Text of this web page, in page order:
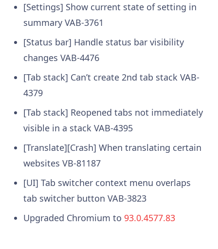
[Settings] Show current state of setting in
summary VAB-3761
[Status bar] Handle status bar visibility
changes VAB-4476
[Tab stack] Can’t create 2nd tab stack VAB-
4379
[Tab stack] Reopened tabs not immediately
visible in a stack VAB-4395
[Translate][Crash] When translating certain
websites VB-81187
[UI] Tab switcher context menu overlaps
tab switcher button VAB-3823
Upgraded Chromium to 93.0.4577.83